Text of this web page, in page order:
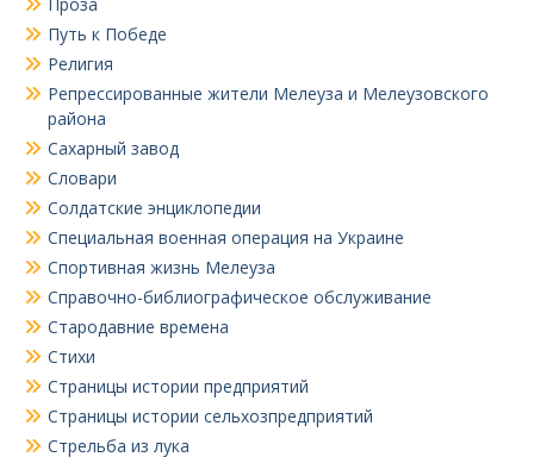
Путь к Победе
Религия
Репрессированные жители Мелеуза и Мелеузовского
района
Сахарный завод
Словари
Солдатские энциклопедии
Специальная военная операция на Украине
Спортивная жизнь Мелеуза
Справочно-библиографическое обслуживание
Стародавние времена
Стихи
Страницы истории предприятий
Страницы истории сельхозпредприятий
Стрельба из лука